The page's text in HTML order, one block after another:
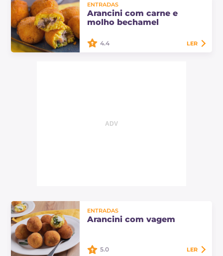
Açafrão e Arroz à milanesa D'O,
evolução do clássico risoto à
milanesa, símbolo de Milão e da
ENTRADAS
Arancini com carne e
molho bechamel
4.4 LER
ENTRADAS
Arancini com vagem
5.0 LER